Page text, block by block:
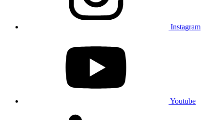
Instagram
Youtube